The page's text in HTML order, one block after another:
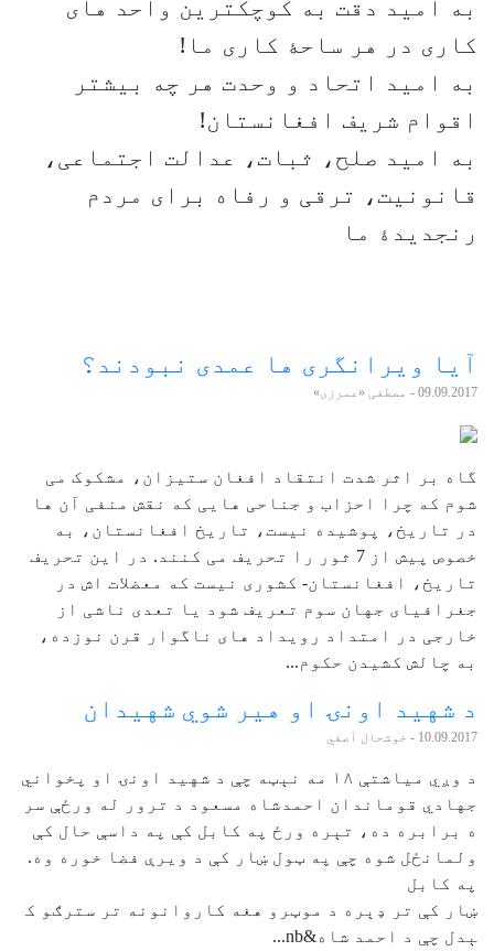
به امید دقت به کوچکترین واحد های
کاری در هر ساحۀ کاری ما!
به امید اتحاد و وحدت هر چه بیشتر
اقوام شریف افغانستان!
به امید صلح، ثبات، عدالت اجتماعی،
قانونیت، ترقی و رفاه برای مردم
رنجدیدۀ ما
آیا ویرانگری ها عمدی نبودند؟
09.09.2017 - مصطفی «عمرزی»
گاه بر اثر شدت انتقاد افغان ستیزان، مشکوک می
شوم که چرا احزاب و جناحی هایی که نقش منفی آن ها
در تاریخ، پوشیده نیست، تاریخ افغانستان، به
خصوص پیش از 7 ثور را تحریف می کنند. در این تحریف
تاریخ، افغانستان- کشوری نیست که معضلات اش در
جغرافیای جهان سوم تعریف شود یا تعدی ناشی از
خارجی در امتداد رویداد های ناگوار قرن نوزده،
به چالش کشیدن حکوم...
د شهيد اونۍ او هير شوي شهيدان
10.09.2017 - خوشحال آصفي
د وږي مياشتې ۱۸ مه نېټه چې د شهيد اونۍ او پخواني
جهادي قوماندان احمدشاه مسعود د ترور له ورځې سر
ه برابره ده، تېره ورځ په کابل کې په داسې حال کې
ولمانځل شوه چې په ټول ښار کې د ویرې فضا خوره وه.
په کابل
ښار کې تر ډېره د موټرو هغه کاروانونه تر سترګو ک
ېدل چې د احمد شاه&nb...